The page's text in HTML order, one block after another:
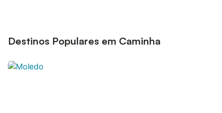
Destinos Populares em Caminha